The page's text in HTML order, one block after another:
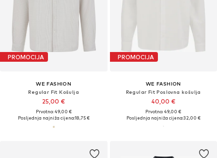
PROMOCIJA
WE FASHION
Regular Fit Košulja
25,00 €
Prvotno: 49,00 €
Posljednja najniža cijena:18,75 €
PROMOCIJA
WE FASHION
Regular Fit Poslovna košulja
40,00 €
Prvotno: 49,00 €
Posljednja najniža cijena:32,00 €